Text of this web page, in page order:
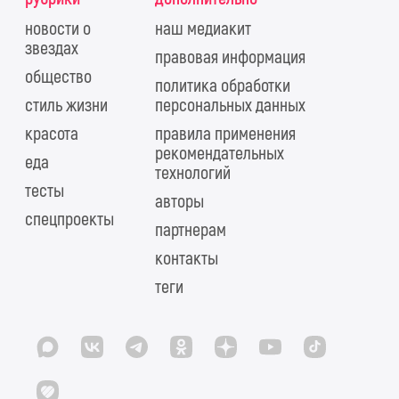
новости о
звездах
общество
стиль жизни
красота
еда
тесты
спецпроекты
наш медиакит
правовая информация
политика обработки
персональных данных
правила применения
рекомендательных
технологий
авторы
партнерам
контакты
теги